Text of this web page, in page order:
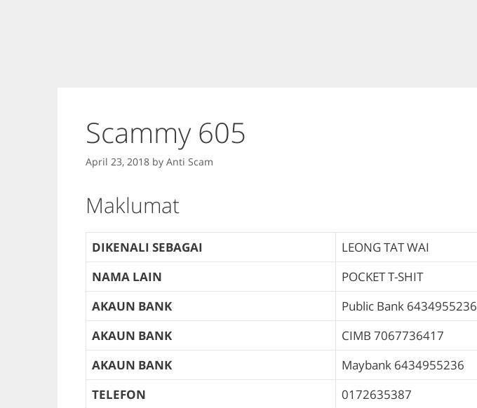
Scammy 605
April 23, 2018 by Anti Scam
Maklumat
DIKENALI SEBAGAI
LEONG TAT WAI
NAMA LAIN
POCKET T-SHIT
AKAUN BANK
Public Bank 6434955236
AKAUN BANK
CIMB 7067736417
AKAUN BANK
Maybank 6434955236
TELEFON
0172635387